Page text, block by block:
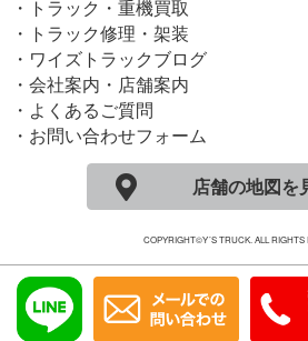
・トラック・重機買取
・トラック修理・架装
・ワイズトラックブログ
・会社案内・店舗案内
・よくあるご質問
・お問い合わせフォーム
店舗の地図を
COPYRIGHT©Y´S TRUCK. ALL RIGHTS
モバイル